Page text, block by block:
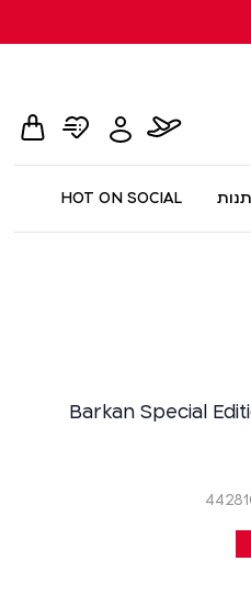
flight
dialog
Toggle
My
whishlist
page
card
HOT ON SOCIAL
Barkan Special